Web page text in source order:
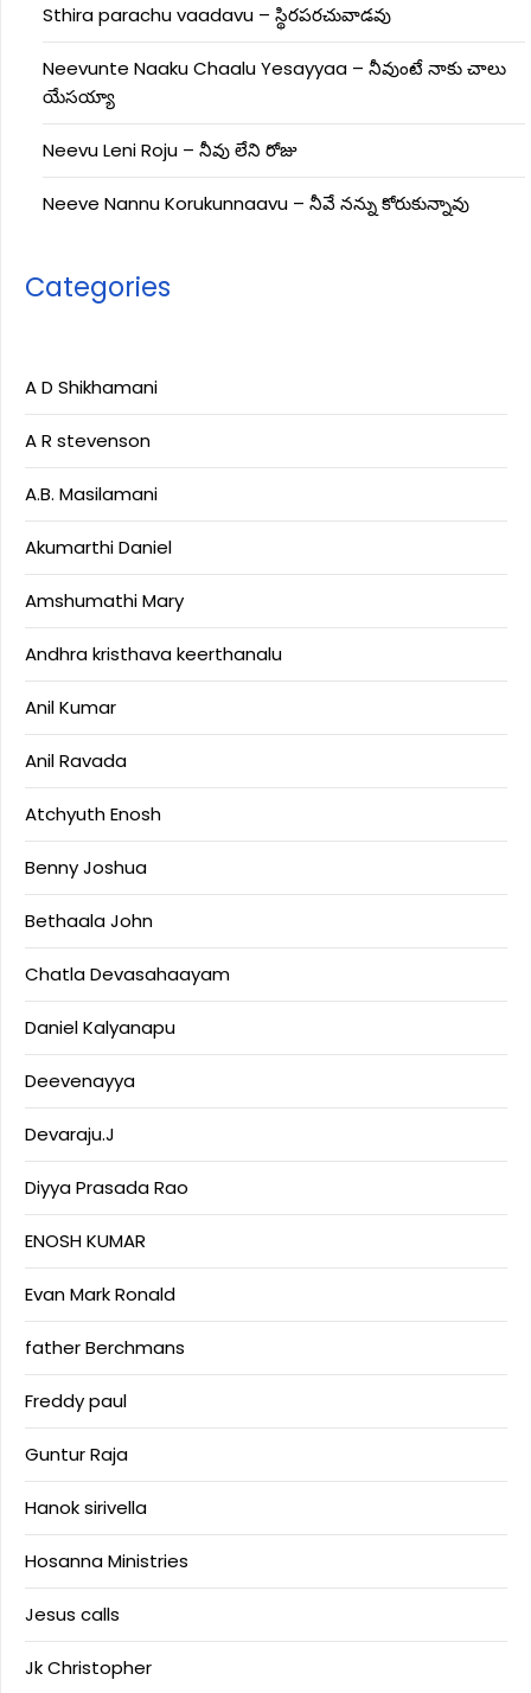
Sthira parachu vaadavu – స్థిరపరచువాడవు
Neevunte Naaku Chaalu Yesayyaa – నీవుంటే నాకు చాలు
యేసయ్యా
Neevu Leni Roju – నీవు లేని రోజు
Neeve Nannu Korukunnaavu – నీవే నన్ను కోరుకున్నావు
Categories
A D Shikhamani
A R stevenson
A.B. Masilamani
Akumarthi Daniel
Amshumathi Mary
Andhra kristhava keerthanalu
Anil Kumar
Anil Ravada
Atchyuth Enosh
Benny Joshua
Bethaala John
Chatla Devasahaayam
Daniel Kalyanapu
Deevenayya
Devaraju.J
Diyya Prasada Rao
ENOSH KUMAR
Evan Mark Ronald
father Berchmans
Freddy paul
Guntur Raja
Hanok sirivella
Hosanna Ministries
Jesus calls
Jk Christopher